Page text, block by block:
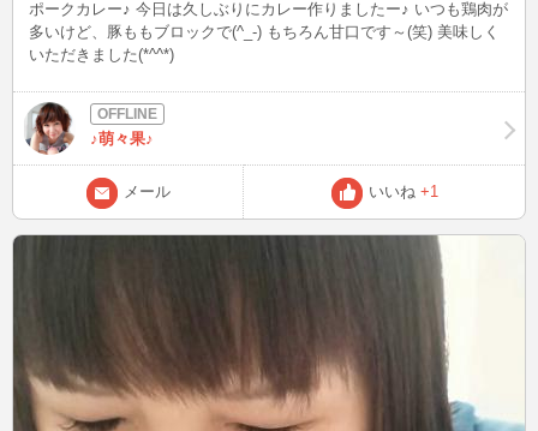
ポークカレー♪ 今日は久しぶりにカレー作りましたー♪ いつも鶏肉が
多いけど、豚ももブロックで(^_-) もちろん甘口です～(笑) 美味しく
いただきました(*^^*)
♪萌々果♪
メール いいね +1